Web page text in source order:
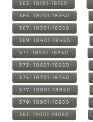
363: 18101-18150
365: 18201-18250
367: 18301-18350
369: 18401-18450
371: 18501-18550
373: 18601-18650
375: 18701-18750
377: 18801-18850
379: 18901-18950
381: 19001-19050